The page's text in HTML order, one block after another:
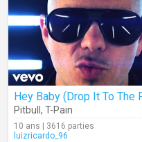
Pitbull , T-Pain
10 ans | 3616 parties
luizricardo_96